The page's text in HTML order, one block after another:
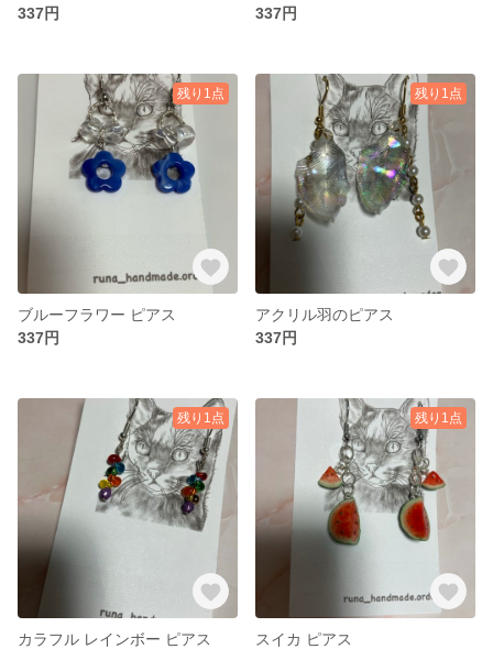
337円
337円
残り1点
ブルーフラワー ピアス
337円
残り1点
アクリル羽のピアス
337円
残り1点
カラフル レインボー ピアス
残り1点
スイカ ピアス